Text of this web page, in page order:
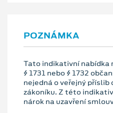
POZNÁMKA
Tato indikativní nabídka
§ 1731 nebo § 1732
nejedná o veřejný příslib
zákoníku. Z této
nárok na uzavření